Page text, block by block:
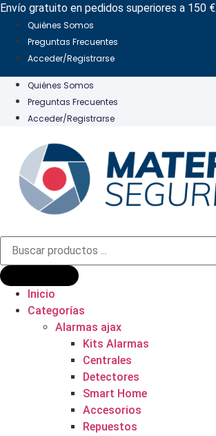
Ir
contenido
Envío gratuito en pedidos superiores a 150 €
Quiénes Somos
Preguntas Frecuentes
Acceder/Registrarse
Quiénes Somos
Preguntas Frecuentes
Acceder/Registrarse
Búsqueda
productos
Inicio
Categorías
Alarmas ajax
Kits Alarmas
Centrales
Detectores
Smart Home
Accesorios
Repuestos